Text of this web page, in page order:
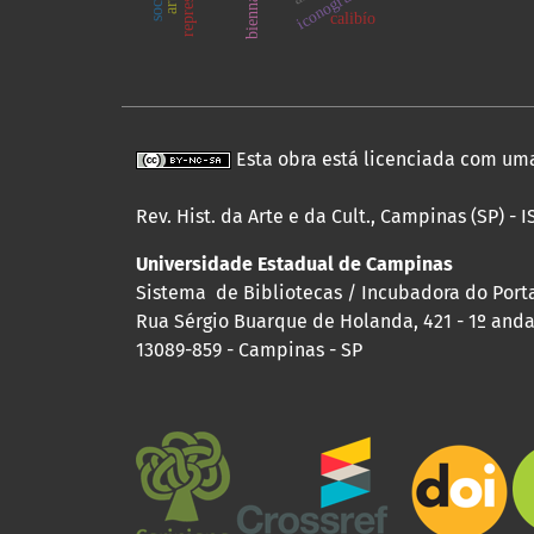
calibío
Esta obra está licenciada com
Rev. Hist. da Arte e da Cult., Campinas (SP) -
Universidade Estadual de Campinas
Sistema de Bibliotecas / Incubadora do
Rua Sérgio Buarque de Holanda, 421 - 1º
13089-859 - Campinas - SP